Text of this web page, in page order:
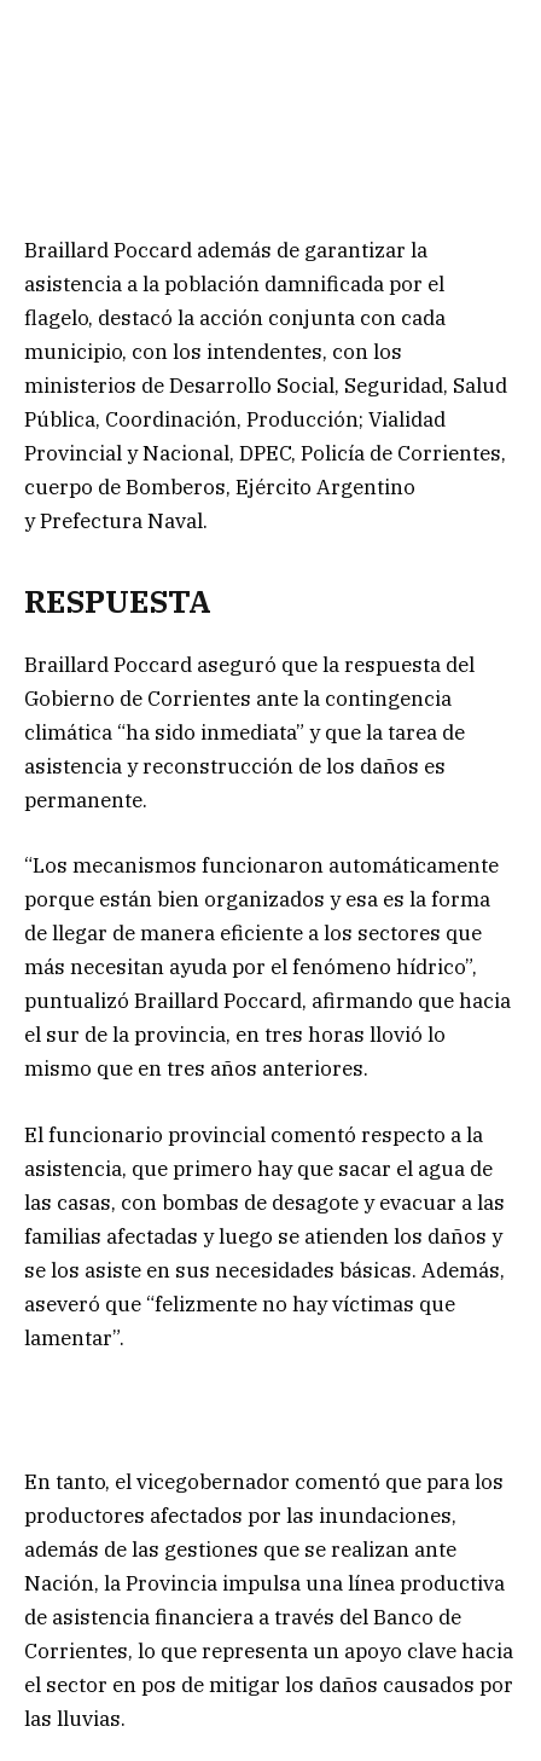
Braillard Poccard además de garantizar la
asistencia a la población damnificada por el
flagelo, destacó la acción conjunta con cada
municipio, con los intendentes, con los
ministerios de Desarrollo Social, Seguridad, Salud
Pública, Coordinación, Producción; Vialidad
Provincial y Nacional, DPEC, Policía de Corrientes,
cuerpo de Bomberos, Ejército Argentino
y Prefectura Naval.
RESPUESTA
Braillard Poccard aseguró que la respuesta del
Gobierno de Corrientes ante la contingencia
climática “ha sido inmediata” y que la tarea de
asistencia y reconstrucción de los daños es
permanente.
“Los mecanismos funcionaron automáticamente
porque están bien organizados y esa es la forma
de llegar de manera eficiente a los sectores que
más necesitan ayuda por el fenómeno hídrico”,
puntualizó Braillard Poccard, afirmando que hacia
el sur de la provincia, en tres horas llovió lo
mismo que en tres años anteriores.
El funcionario provincial comentó respecto a la
asistencia, que primero hay que sacar el agua de
las casas, con bombas de desagote y evacuar a las
familias afectadas y luego se atienden los daños y
se los asiste en sus necesidades básicas. Además,
aseveró que “felizmente no hay víctimas que
lamentar”.
En tanto, el vicegobernador comentó que para los
productores afectados por las inundaciones,
además de las gestiones que se realizan ante
Nación, la Provincia impulsa una línea productiva
de asistencia financiera a través del Banco de
Corrientes, lo que representa un apoyo clave hacia
el sector en pos de mitigar los daños causados por
las lluvias.